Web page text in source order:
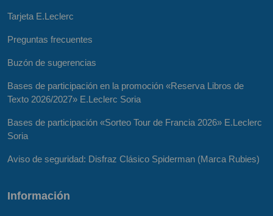
Tarjeta E.Leclerc
Preguntas frecuentes
Buzón de sugerencias
Bases de participación en la promoción «Reserva Libros de
Texto 2026/2027» E.Leclerc Soria
Bases de participación «Sorteo Tour de Francia 2026» E.Leclerc
Soria
Aviso de seguridad: Disfraz Clásico Spiderman (Marca Rubies)
Información